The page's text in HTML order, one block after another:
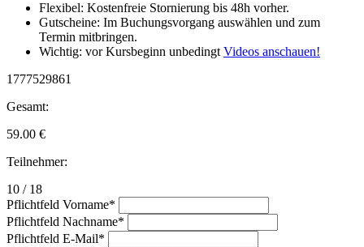
Flexibel: Kostenfreie Stornierung bis 48h vorher.
Gutscheine: Im Buchungsvorgang auswählen und zum
Termin mitbringen.
Wichtig: vor Kursbeginn unbedingt Videos anschauen!
1777529861
Gesamt:
59.00 €
Teilnehmer:
10 / 18
Pflichtfeld Vorname*
Pflichtfeld Nachname*
Pflichtfeld E-Mail*